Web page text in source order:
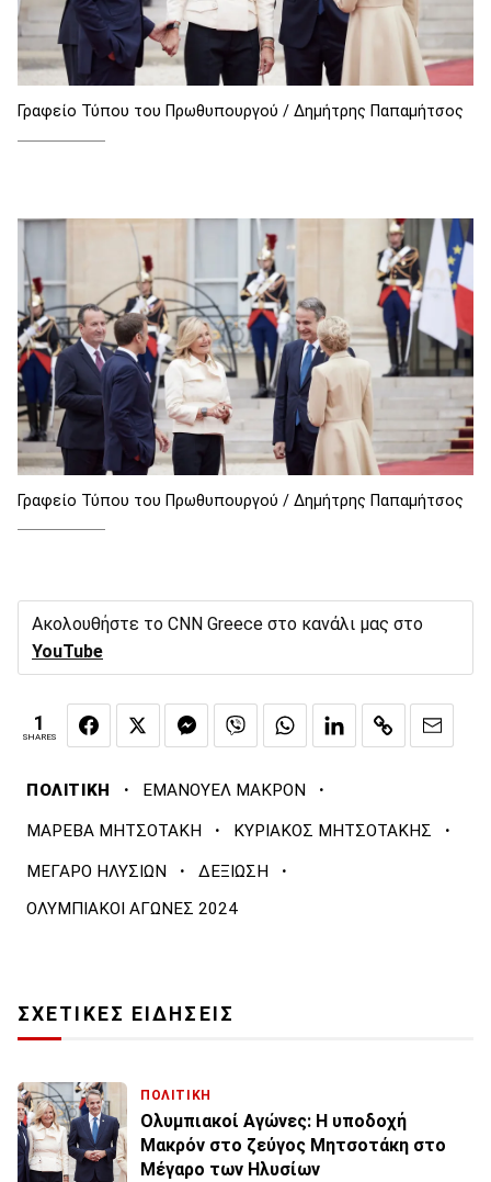
Γραφείο Τύπου του Πρωθυπουργού / Δημήτρης Παπαμήτσος
Γραφείο Τύπου του Πρωθυπουργού / Δημήτρης Παπαμήτσος
Ακολουθήστε το CNN Greece στο κανάλι μας στο
YouTube
1
SHARES
ΠΟΛΙΤΙΚΗ · ΕΜΑΝΟΥΕΛ ΜΑΚΡΟΝ ·
ΜΑΡΕΒΑ ΜΗΤΣΟΤΑΚΗ · ΚΥΡΙΑΚΟΣ ΜΗΤΣΟΤΑΚΗΣ ·
ΜΕΓΑΡΟ ΗΛΥΣΙΩΝ · ΔΕΞΙΩΣΗ ·
ΟΛΥΜΠΙΑΚΟΙ ΑΓΩΝΕΣ 2024
ΣΧΕΤΙΚΕΣ ΕΙΔΗΣΕΙΣ
ΠΟΛΙΤΙΚΗ
Ολυμπιακοί Αγώνες: Η υποδοχή
Μακρόν στο ζεύγος Μητσοτάκη στο
Μέγαρο των Ηλυσίων